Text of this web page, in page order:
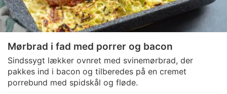
Mørbrad i fad med porrer og bacon
Sindssygt lækker ovnret med svinemørbrad, der
pakkes ind i bacon og tilberedes på en cremet
porrebund med spidskål og fløde.